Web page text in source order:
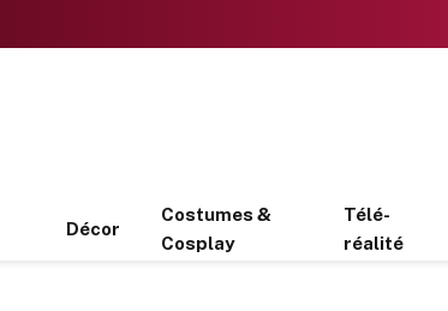
Décor
Costumes &
Cosplay
Télé-
réalité